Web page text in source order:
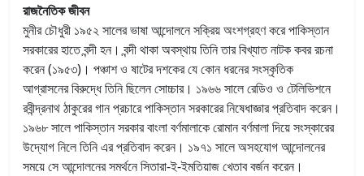
রাজনৈতিক জীবন
মুনীর চৌধুরী ১৯৫২ সালের ভাষা আন্দোলনে সক্রিয় অংশগ্রহণ করে পাকিস্তান
সরকারের হাতে বন্দী হন। বন্দী থাকা অবস্থায় তিনি তার বিখ্যাত নাটক কবর রচনা
করেন (১৯৫৩)। পঞ্চাশ ও ষাটের দশকের যে কোন ধরনের সংস্কৃতিক
আগ্রাসনের বিরুদ্ধে তিনি ছিলেন সোচ্চার। ১৯৬৬ সালে রেডিও ও টেলিভিশনে
রবীন্দ্রনাথ ঠাকুরের গান প্রচারে পাকিস্তান সরকারের নিষেধাজ্ঞার প্রতিবাদ করেন।
১৯৬৮ সালে পাকিস্তান সরকার বাংলা বর্ণমালাকে রোমান বর্ণমালা দিয়ে সংস্কারের
উদ্যোগ নিলে তিনি এর প্রতিবাদ করেন। ১৯৭১ সালে অসহযোগ আন্দোলনের
সময়ে সে আন্দোলনের সমর্থনে সিতারা-ই-ইমতিয়াজ খেতাব বর্জন করেন।